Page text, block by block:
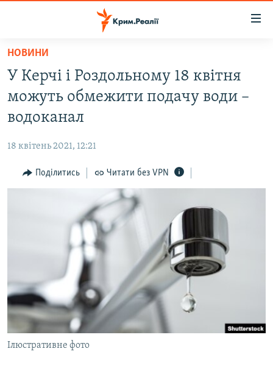
Перейти
основного
матеріалу
Перейти
до
основної
Перейти
до
ВОДА.КРИМ
ВІДЕО ТА ФОТО
БЛОГИ
ПОГЛЯД
СПЕЦПРОЕКТИ
ВІДЕОУРОКИ «ELIFBE»
СВІДЧЕННЯ ОКУПАЦІЇ
УКРАЇНСЬКА ПРОБЛЕМА КРИМУ
ІНФОГРАФІКА
ЯК ОБІЙТИ БЛОКУВАННЯ
Русский
Qırımtatar
ДОЛУЧАЙСЯ!
НОВИНИ
У Керчі і Роздольному 18 квітня
можуть обмежити подачу води –
водоканал
18 квітень 2021, 12:21
Поділитись Читати без VPN
Ілюстративне фото